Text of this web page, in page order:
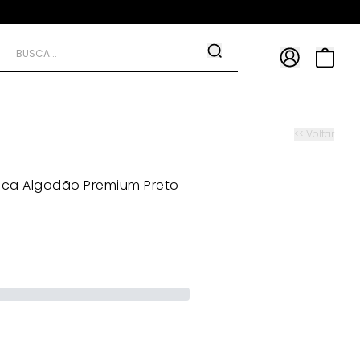
<< Voltar
Algodão Premium Preto